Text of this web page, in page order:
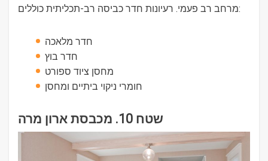
מרחב רב פעמי. רעיונות חדר כביסה רב-תכליתית כוללים:
חדר מלאכה
חדר בוץ
מחסן ציוד ספורט
חומרי ניקוי ביתיים ומחסן
שטח 10. מכבסת ארון מרה